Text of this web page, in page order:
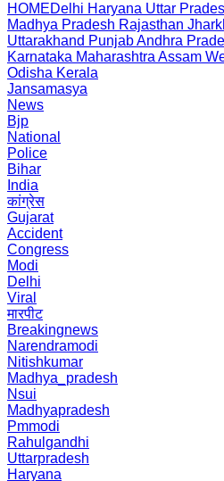
HOMEDelhi Haryana Uttar
Madhya Pradesh Rajasthan
Uttarakhand PunjabAndhra
Karnataka Maharashtra Assam
Odisha Kerala
Jansamasya
News
Bjp
National
Police
Bihar
India
कांग्रेस
Gujarat
Accident
Congress
Modi
Delhi
Viral
मारपीट
Breakingnews
Narendramodi
Nitishkumar
Madhya_pradesh
Nsui
Madhyapradesh
Pmmodi
Rahulgandhi
Uttarpradesh
Haryana